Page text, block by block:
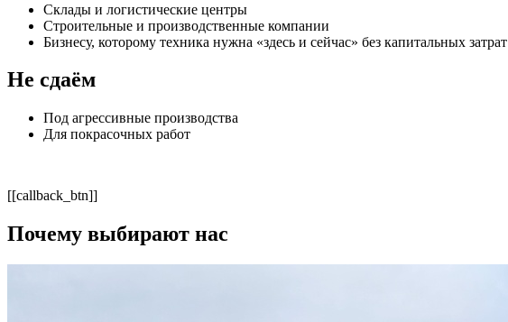
Склады и логистические центры
Строительные и производственные компании
Бизнесу, которому техника нужна «здесь и сейчас» без капитальных затрат
Не сдаём
Под агрессивные производства
Для покрасочных работ
[[callback_btn]]
Почему выбирают нас